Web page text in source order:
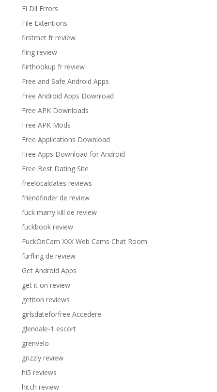
Fi Dll Errors
File Extentions
firstmet fr review
fling review
flirthookup fr review
Free and Safe Android Apps
Free Android Apps Download
Free APK Downloads
Free APK Mods
Free Applications Download
Free Apps Download for Android
Free Best Dating Site
freelocaldates reviews
friendfinder de review
fuck marry kill de review
fuckbook review
FuckOnCam XXX Web Cams Chat Room
furfling de review
Get Android Apps
get it on review
getiton reviews
girlsdateforfree Accedere
glendale-1 escort
grenvelo
grizzly review
hi5 reviews
hitch review